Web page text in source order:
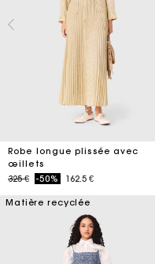
Robe longue plissée avec
œillets
Price reduced from
325 €to-50% 162.5 €
Matière recyclée